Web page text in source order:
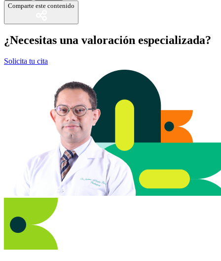
Comparte este contenido
¿Necesitas una valoración especializada?
Solicita tu cita